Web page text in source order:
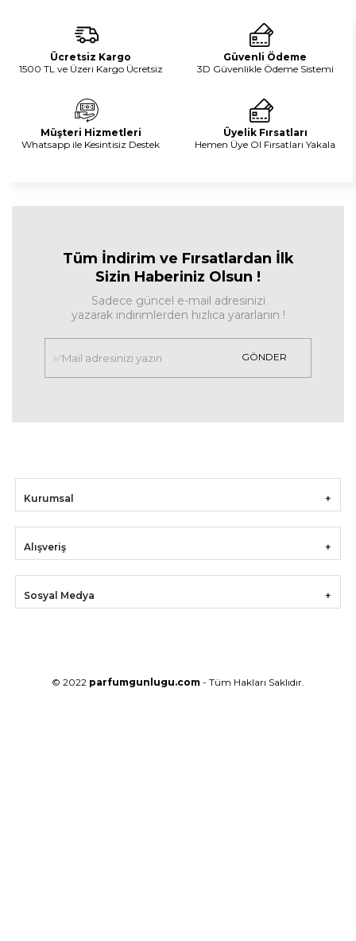
Ücretsiz Kargo
1500 TL ve Üzeri Kargo Ücretsiz
Güvenli Ödeme
3D Güvenlikle Ödeme Sistemi
Müşteri Hizmetleri
Whatsapp ile Kesintisiz Destek
Üyelik Fırsatları
Hemen Üye Ol Fırsatları Yakala
Tüm İndirim ve Fırsatlardan İlk
Sizin Haberiniz Olsun !
Sadece güncel e-mail adresinizi
yazarak indirimlerden hızlıca yararlanın !
GÖNDER
Kurumsal
Alışveriş
Sosyal Medya
© 2022 parfumgunlugu.com - Tüm Hakları Saklıdır.